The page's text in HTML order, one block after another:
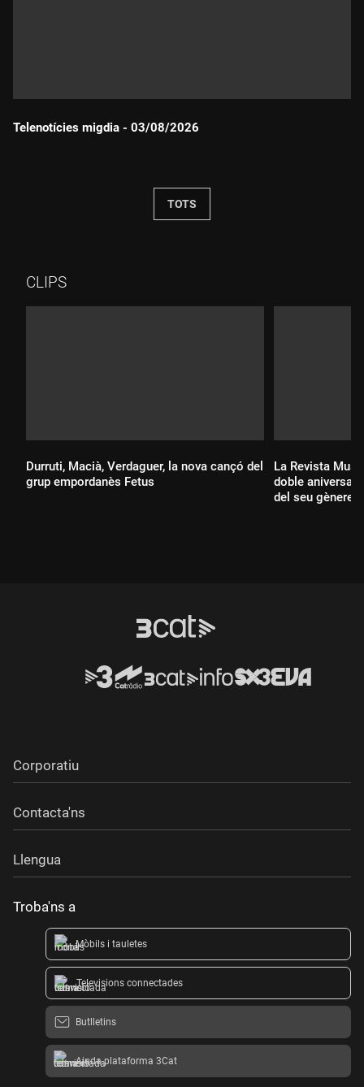
Telenotícies migdia - 03/08/2026
TOTS
CLIPS
Durruti, Macià, Verdaguer, la nova cançó del
grup empordanès Fetus
La Revista
doble
del seu gènere
Corporatiu
Contacta'ns
Llengua
Troba'ns a
Mòbils i tauletes
Televisions connectades
Butlletins
Ajuda plataforma 3Cat